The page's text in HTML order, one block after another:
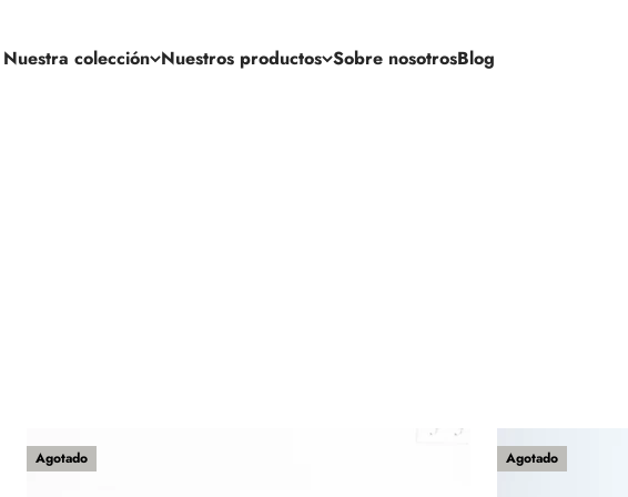
Nuestra colección Nuestros productos Sobre nosotrosBlog
Agotado Agotado